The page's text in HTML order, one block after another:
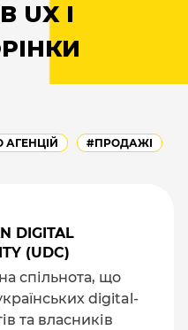
UX І
АГЕНЦІЙ #ПРОДАЖІ
DIGITAL
(UDC)
спільнота, що
digital-
та власників